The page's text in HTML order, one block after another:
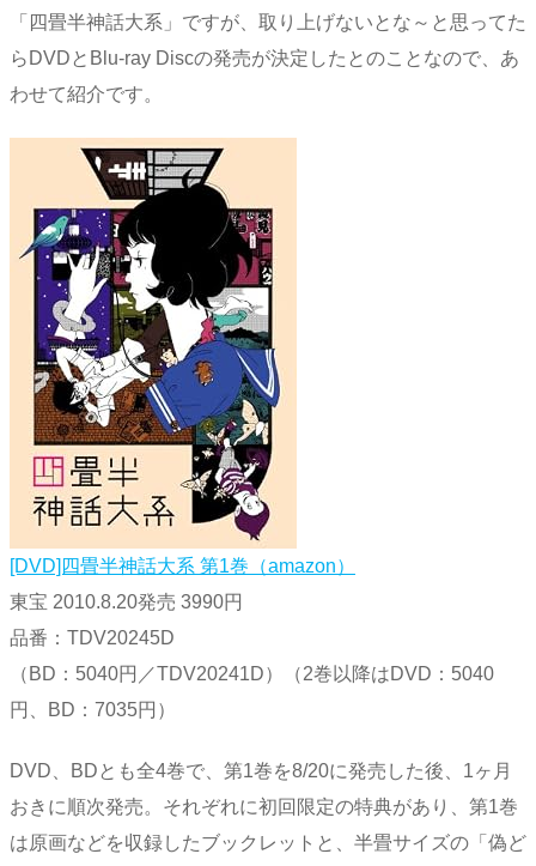
「四畳半神話大系」ですが、取り上げないとな～と思ってた
らDVDとBlu-ray Discの発売が決定したとのことなので、あ
わせて紹介です。
[DVD]四畳半神話大系 第1巻（amazon）
東宝 2010.8.20発売 3990円
品番：TDV20245D
（BD：5040円／TDV20241D）（2巻以降はDVD：5040
円、BD：7035円）
DVD、BDとも全4巻で、第1巻を8/20に発売した後、1ヶ月
おきに順次発売。それぞれに初回限定の特典があり、第1巻
は原画などを収録したブックレットと、半畳サイズの「偽ど